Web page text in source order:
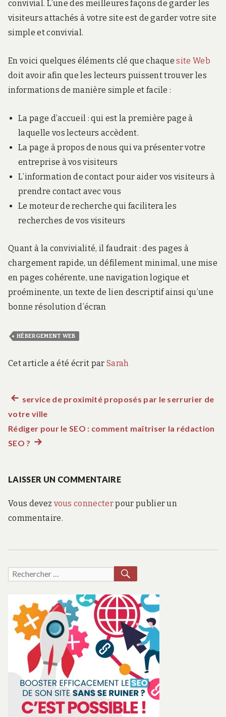
convivial. L’une des meilleures façons de garder les
visiteurs attachés à votre site est de garder votre site
simple et convivial.
En voici quelques éléments clé que chaquesite Web
doit avoir afin que les lecteurs puissent trouver les
informations de manière simple et facile :
La page d’accueil : qui est la première page à
laquelle vos lecteurs accèdent.
La page à propos de nous qui va présenter votre
entreprise à vos visiteurs
L’information de contact pour aider vos visiteurs à
prendre contact avec vous
Le moteur de recherche qui facilitera les
recherches de vos visiteurs
Quant à la convivialité, il faudrait : des pages à
chargement rapide, un défilement minimal, une mise
en pages cohérente, une navigation logique et
proéminente, un texte de lien descriptif ainsi qu’une
bonne résolution d’écran
HÉBERGEMENT WEB
Cet article a été écrit par Sarah
Navigation
de
Article
précédent :
service de proximité proposés par le serrurier de
votre ville
Rédiger pour le SEO : comment maîtriser la rédaction
SEO ? Article
LAISSER UN COMMENTAIRE
Vous devez vous connecterpour publier un
commentaire.
Recherche